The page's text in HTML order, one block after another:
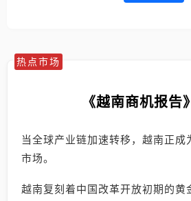
热点市场
《越南商机报告
当全球产业链加速转移，越南正成
市场。
越南复刻着中国改革开放初期的黄